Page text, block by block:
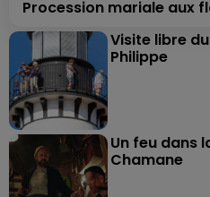
Procession mariale aux
Visite libre
Philippe
Un feu dans
Chamane